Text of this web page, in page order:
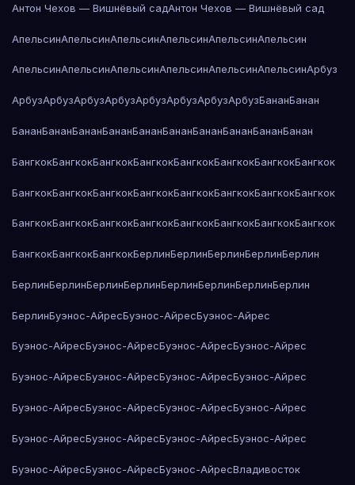
Антон Чехов — Вишнёвый садАнтон Чехов — Вишнёвый сад
АпельсинАпельсинАпельсинАпельсинАпельсинАпельсин
АпельсинАпельсинАпельсинАпельсинАпельсинАпельсинАрбуз
АрбузАрбузАрбузАрбузАрбузАрбузАрбузАрбузБананБанан
БананБананБананБананБананБананБананБананБананБанан
БангкокБангкокБангкокБангкокБангкокБангкокБангкокБангкок
БангкокБангкокБангкокБангкокБангкокБангкокБангкокБангкок
БангкокБангкокБангкокБангкокБангкокБангкокБангкокБангкок
БангкокБангкокБангкокБерлинБерлинБерлинБерлинБерлин
БерлинБерлинБерлинБерлинБерлинБерлинБерлинБерлин
БерлинБуэнос-АйресБуэнос-АйресБуэнос-Айрес
Буэнос-АйресБуэнос-АйресБуэнос-АйресБуэнос-Айрес
Буэнос-АйресБуэнос-АйресБуэнос-АйресБуэнос-Айрес
Буэнос-АйресБуэнос-АйресБуэнос-АйресБуэнос-Айрес
Буэнос-АйресБуэнос-АйресБуэнос-АйресБуэнос-Айрес
Буэнос-АйресБуэнос-АйресБуэнос-АйресВладивосток